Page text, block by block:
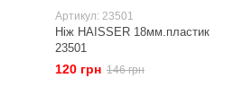
Артикул: 23501
Ніж HAISSER 18мм.пластик
23501
120 грн 146 грн